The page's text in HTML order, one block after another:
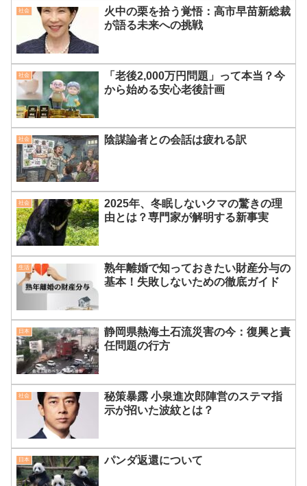
社会
火中の栗を拾う覚悟：高市早苗新総裁
が語る未来への挑戦
社会
「老後2,000万円問題」って本当？今
から始める安心老後計画
社会 陰謀論者との会話は疲れる訳
社会
2025年、冬眠しないクマの驚きの理
由とは？専門家が解明する新事実
生活
熟年離婚で知っておきたい財産分与の
基本！失敗しないための徹底ガイド
日本
静岡県熱海土石流災害の今：復興と責
任問題の行方
社会
秘策暴露 小泉進次郎陣営のステマ指
示が招いた波紋とは？
日本 パンダ返還について